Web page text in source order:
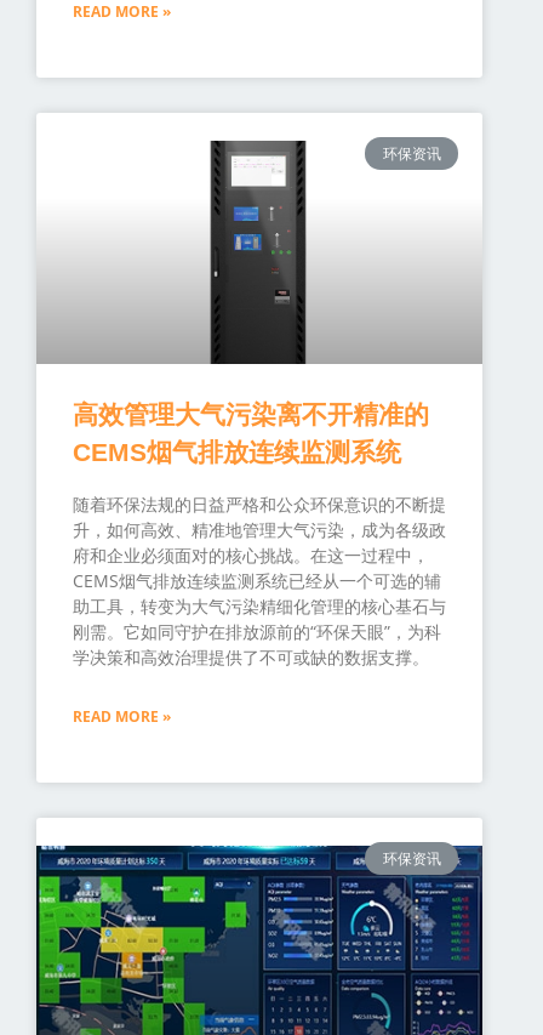
READ MORE »
环保资讯
高效管理大气污染离不开精准的
CEMS烟气排放连续监测系统
随着环保法规的日益严格和公众环保意识的不断提
升，如何高效、精准地管理大气污染，成为各级政
府和企业必须面对的核心挑战。在这一过程中，
CEMS烟气排放连续监测系统已经从一个可选的辅
助工具，转变为大气污染精细化管理的核心基石与
刚需。它如同守护在排放源前的“环保天眼”，为科
学决策和高效治理提供了不可或缺的数据支撑。
READ MORE »
环保资讯